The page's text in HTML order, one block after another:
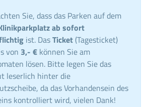
Sie, dass das Parken auf dem
ab sofort
ist. DasTicket (Tagesticket)
von 3,- € können Sie am
lösen. Bitte legen Sie das
leserlich hinter die
da das Vorhandensein des
kontrolliert wird, vielen Dank!